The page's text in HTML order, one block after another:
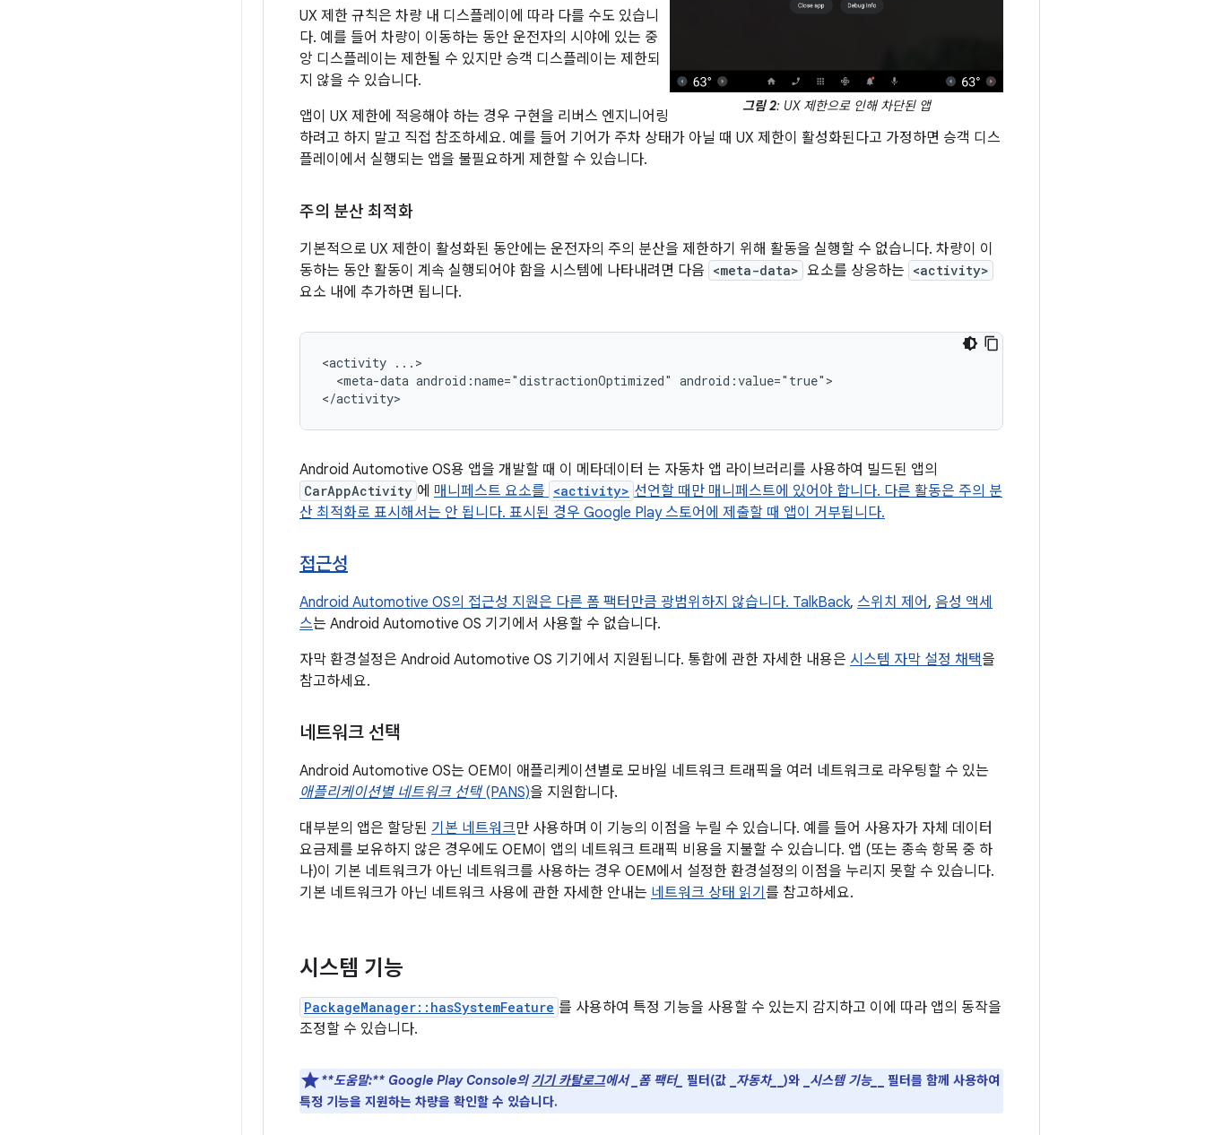
그림 2: UX 제한으로 인해 차단된 앱
UX 제한 규칙은 차량 내 디스플레이에 따라 다를 수도 있습니
다. 예를 들어 차량이 이동하는 동안 운전자의 시야에 있는 중
앙 디스플레이는 제한될 수 있지만 승객 디스플레이는 제한되
지 않을 수 있습니다.
앱이 UX 제한에 적응해야 하는 경우 구현을 리버스 엔지니어링
하려고 하지 말고 직접 참조하세요. 예를 들어 기어가 주차 상태가 아닐 때 UX 제한이 활성화된다고 가정하면 승객 디스
플레이에서 실행되는 앱을 불필요하게 제한할 수 있습니다.
주의 분산 최적화
기본적으로 UX 제한이 활성화된 동안에는 운전자의 주의 분산을 제한하기 위해 활동을 실행할 수 없습니다. 차량이 이
동하는 동안 활동이 계속 실행되어야 함을 시스템에 나타내려면 다음 <meta-data> 요소를 상응하는 <activity>
요소 내에 추가하면 됩니다.
<activity
<meta-data android:name="distractionOptimized" android:value="true">
Android Automotive OS용 앱을 개발할 때 이 메타데이터 는 자동차 앱 라이브러리를 사용하여 빌드된 앱의
CarAppActivity 에 매니페스트 요소를 <activity> 선언할 때만 매니페스트에 있어야 합니다. 다른 활동은 주의 분
산 최적화로 표시해서는 안 됩니다. 표시된 경우 Google Play 스토어에 제출할 때 앱이 거부됩니다.
접근성
Android Automotive OS의 접근성 지원은 다른 폼 팩터만큼 광범위하지 않습니다. TalkBack, 스위치 제어, 음성 액세
스는 Android Automotive OS 기기에서 사용할 수 없습니다.
자막 환경설정은 Android Automotive OS 기기에서 지원됩니다. 통합에 관한 자세한 내용은 시스템 자막 설정 채택을
참고하세요.
네트워크 선택
Android Automotive OS는 OEM이 애플리케이션별로 모바일 네트워크 트래픽을 여러 네트워크로 라우팅할 수 있는
애플리케이션별 네트워크 선택(PANS)을 지원합니다.
대부분의 앱은 할당된 기본 네트워크만 사용하며 이 기능의 이점을 누릴 수 있습니다. 예를 들어 사용자가 자체 데이터
요금제를 보유하지 않은 경우에도 OEM이 앱의 네트워크 트래픽 비용을 지불할 수 있습니다. 앱 (또는 종속 항목 중 하
나)이 기본 네트워크가 아닌 네트워크를 사용하는 경우 OEM에서 설정한 환경설정의 이점을 누리지 못할 수 있습니다.
기본 네트워크가 아닌 네트워크 사용에 관한 자세한 안내는 네트워크 상태 읽기 를 참고하세요.
시스템 기능
PackageManager::hasSystemFeature 를 사용하여 특정 기능을 사용할 수 있는지 감지하고 이에 따라 앱의 동작을
조정할 수 있습니다.
**도움말:** Google Play Console의 기기 카탈로그에서 _폼 팩터_ 필터(값 _ 자동차_ _)와 _ 시스템 기능_
_ 필터를 함께 사용하여
특정 기능을 지원하는 차량을 확인할 수 있습니다.